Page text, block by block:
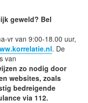
geweld? Bel
vr van 9:00-18.00 uur,
. De
van
zo nodig door
websites, zoals
bedreigende
via 112.